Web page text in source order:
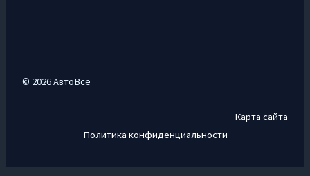
© 2026 АвтоВсё
Карта сайта
Политика конфиденциальности